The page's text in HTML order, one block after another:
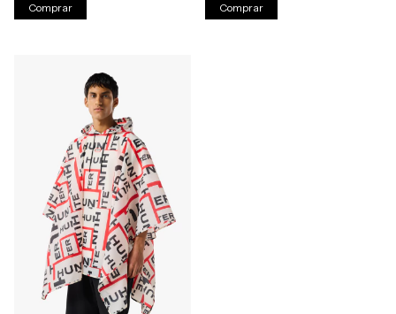
Comprar Comprar